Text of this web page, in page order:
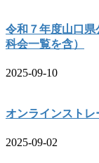
令和７年度山口
科会一覧を含）
2025-09-10
オンラインスト
2025-09-02